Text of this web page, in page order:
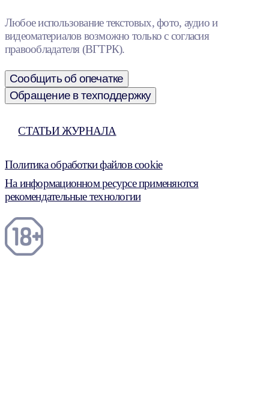
Любое использование текстовых, фото, аудио и
видеоматериалов возможно только с согласия
правообладателя (ВГТРК).
Сообщить об опечатке
Обращение в техподдержку
СТАТЬИ ЖУРНАЛА
Политика обработки файлов cookie
На информационном ресурсе применяются
рекомендательные технологии